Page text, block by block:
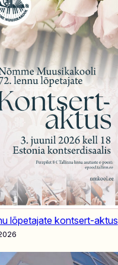
lõpetajate kontsert-aktus